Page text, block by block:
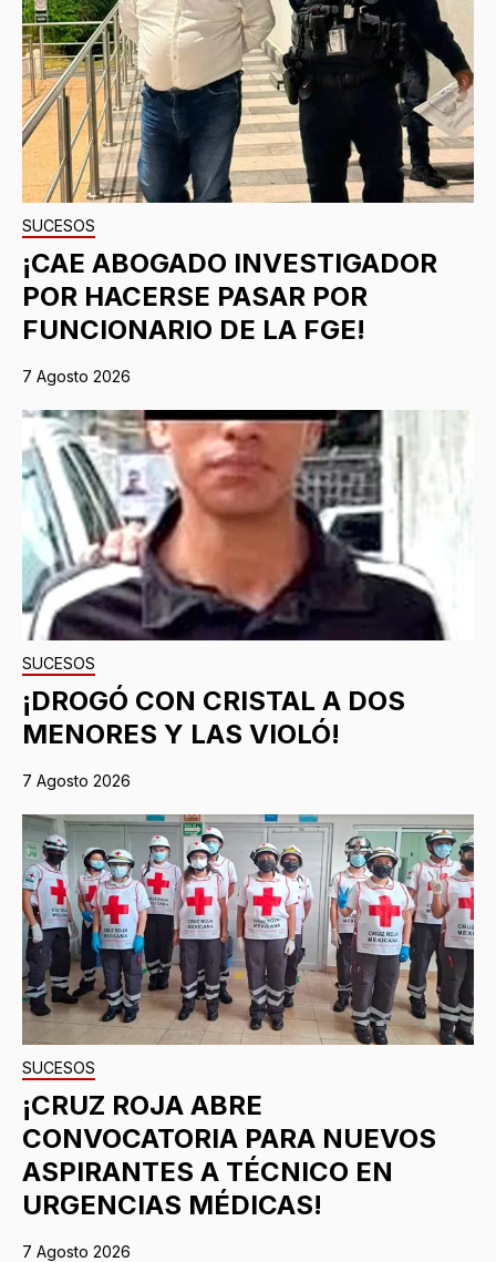
SUCESOS
¡CAE ABOGADO INVESTIGADOR
POR HACERSE PASAR POR
FUNCIONARIO DE LA FGE!
7 Agosto 2026
SUCESOS
¡DROGÓ CON CRISTAL A DOS
MENORES Y LAS VIOLÓ!
7 Agosto 2026
SUCESOS
¡CRUZ ROJA ABRE
CONVOCATORIA PARA NUEVOS
ASPIRANTES A TÉCNICO EN
URGENCIAS MÉDICAS!
7 Agosto 2026